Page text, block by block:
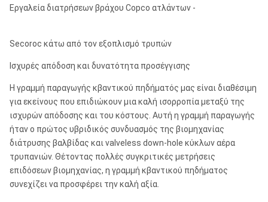
Εργαλεία διατρήσεων βράχου Copco ατλάντων -
Secoroc κάτω από τον εξοπλισμό τρυπών
Ισχυρές απόδοση και δυνατότητα προσέγγισης
Η γραμμή παραγωγής κβαντικού πηδήματός μας είναι διαθέσιμη
για εκείνους που επιδιώκουν μια καλή ισορροπία μεταξύ της
ισχυρών απόδοσης και του κόστους. Αυτή η γραμμή παραγωγής
ήταν ο πρώτος υβριδικός συνδυασμός της βιομηχανίας
διάτρυσης βαλβίδας και valveless down-hole κύκλων αέρα
τρυπανιών. Θέτοντας πολλές συγκριτικές μετρήσεις
επιδόσεων βιομηχανίας, η γραμμή κβαντικού πηδήματος
συνεχίζει να προσφέρει την καλή αξία.